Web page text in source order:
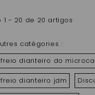
1 - 20 de 20 artigos
catégories :
dianteiro do
dianteiro jdm